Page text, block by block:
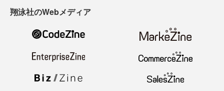
翔泳社のWebメディア